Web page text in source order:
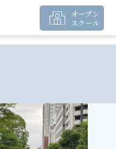
オープン
スクール